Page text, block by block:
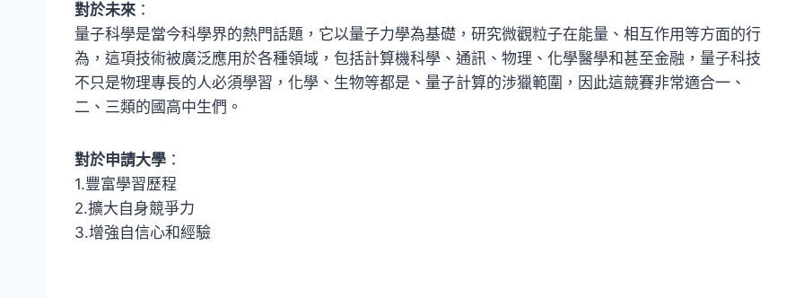
對於未來 ：
量子科學是當今科學界的熱門話題，它以量子力學為基礎，研究微觀粒子在能量、相互作用等方面的行
為，這項技術被廣泛應用於各種領域，包括計算機科學、通訊、物理、化學醫學和甚至金融，量子科技
不只是物理專長的人必須學習，化學、生物等都是、量子計算的涉獵範圍，因此這競賽非常適合一、
二、三類的國高中生們。
對於申請大學 ：
1.豐富學習歷程
2.擴大自身競爭力
3.增強自信心和經驗